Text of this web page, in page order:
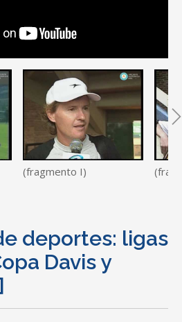
(fragmento I)
deportes: ligas
Davis y